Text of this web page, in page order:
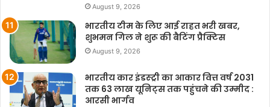
August 9, 2026
भारतीय टीम के लिए आई राहत भरी खबर,
शुभमन गिल ने शुरू की बैटिंग प्रैक्टिस
August 9, 2026
भारतीय कार इंडस्ट्री का आकार वित्त वर्ष 2031
तक 63 लाख यूनिट्स तक पहुंचने की उम्मीद :
आरसी भार्गव